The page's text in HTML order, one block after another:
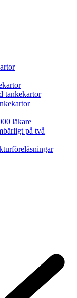
tankekartor
läkare
på två